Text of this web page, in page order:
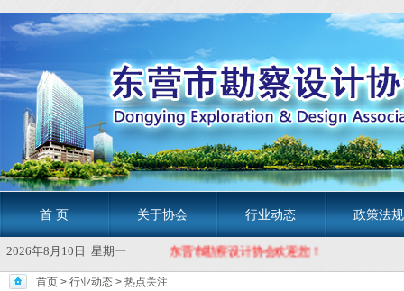
首 页 关于协会 行业动态 政策法规
2026年8月10日 星期一 东营市勘察设计协会欢迎您！ 东
首页 > 行业动态 > 热点关注